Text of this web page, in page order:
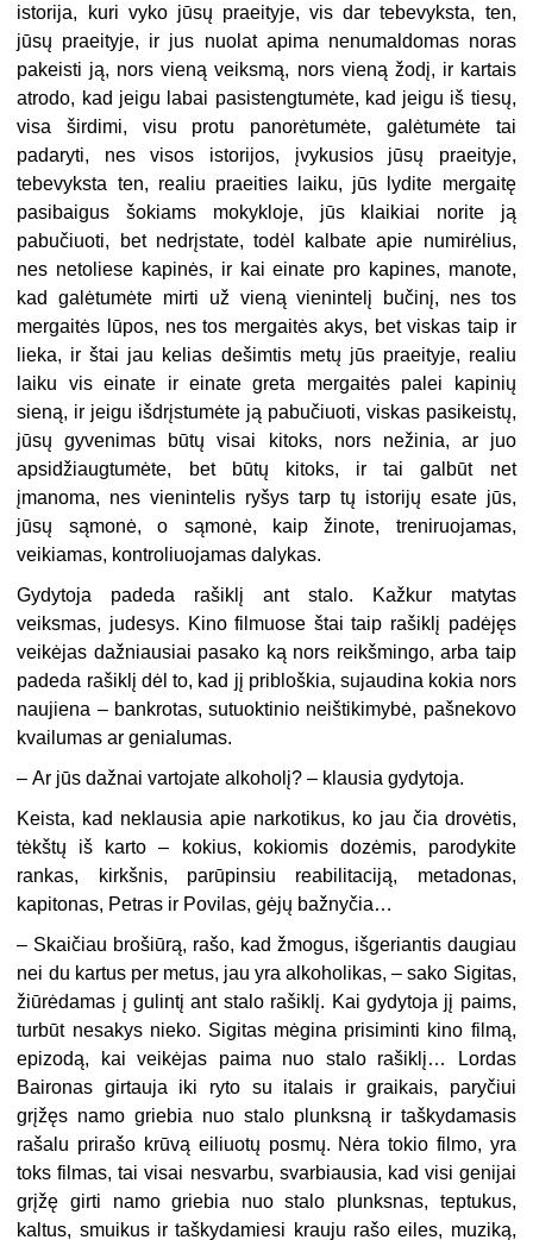
istorija, kuri vyko jūsų praeityje, vis dar tebevyksta, ten,
jūsų praeityje, ir jus nuolat apima nenumaldomas noras
pakeisti ją, nors vieną veiksmą, nors vieną žodį, ir kartais
atrodo, kad jeigu labai pasistengtumėte, kad jeigu iš tiesų,
visa širdimi, visu protu panorėtumėte, galėtumėte tai
padaryti, nes visos istorijos, įvykusios jūsų praeityje,
tebevyksta ten, realiu praeities laiku, jūs lydite mergaitę
pasibaigus šokiams mokykloje, jūs klaikiai norite ją
pabučiuoti, bet nedrįstate, todėl kalbate apie numirėlius,
nes netoliese kapinės, ir kai einate pro kapines, manote,
kad galėtumėte mirti už vieną vienintelį bučinį, nes tos
mergaitės lūpos, nes tos mergaitės akys, bet viskas taip ir
lieka, ir štai jau kelias dešimtis metų jūs praeityje, realiu
laiku vis einate ir einate greta mergaitės palei kapinių
sieną, ir jeigu išdrįstumėte ją pabučiuoti, viskas pasikeistų,
jūsų gyvenimas būtų visai kitoks, nors nežinia, ar juo
apsidžiaugtumėte, bet būtų kitoks, ir tai galbūt net
įmanoma, nes vienintelis ryšys tarp tų istorijų esate jūs,
jūsų sąmonė, o sąmonė, kaip žinote, treniruojamas,
veikiamas, kontroliuojamas dalykas.
Gydytoja padeda rašiklį ant stalo. Kažkur matytas
veiksmas, judesys. Kino filmuose štai taip rašiklį padėjęs
veikėjas dažniausiai pasako ką nors reikšmingo, arba taip
padeda rašiklį dėl to, kad jį pribloškia, sujaudina kokia nors
naujiena – bankrotas, sutuoktinio neištikimybė, pašnekovo
kvailumas ar genialumas.
–Ar jūs dažnai vartojate alkoholį? – klausia gydytoja.
Keista, kad neklausia apie narkotikus, ko jau čia drovėtis,
tėkštų iš karto – kokius, kokiomis dozėmis, parodykite
rankas, kirkšnis, parūpinsiu reabilitaciją, metadonas,
kapitonas, Petras ir Povilas, gėjų bažnyčia…
– Skaičiau brošiūrą, rašo, kad žmogus, išgeriantis daugiau
nei du kartus per metus, jau yra alkoholikas, – sako Sigitas,
žiūrėdamas į gulintį ant stalo rašiklį. Kai gydytoja jį paims,
turbūt nesakys nieko. Sigitas mėgina prisiminti kino filmą,
epizodą, kai veikėjas paima nuo stalo rašiklį… Lordas
Baironas girtauja iki ryto su italais ir graikais, paryčiui
grįžęs namo griebia nuo stalo plunksną ir taškydamasis
rašalu prirašo krūvą eiliuotų posmų. Nėra tokio filmo, yra
toks filmas, tai visai nesvarbu, svarbiausia, kad visi genijai
grįžę girti namo griebia nuo stalo plunksnas, teptukus,
kaltus, smuikus ir taškydamiesi krauju rašo eiles, muziką,